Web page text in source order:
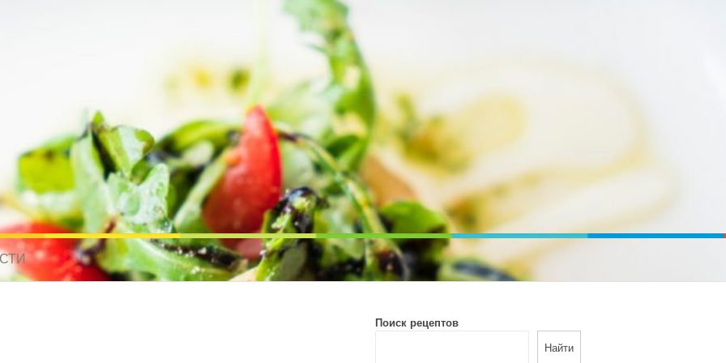
рецепты для всех
РЕЦЕПТЫ ДЛЯ МУЛЬТИВАРКИ. РЕЦЕПТЫ ДЛЯ МИКРОВОЛНОВОЙ ПЕЧИ. ДИЕТИЧЕСКОЕ ПИТАНИЕ
Поиск рецептов
Найти